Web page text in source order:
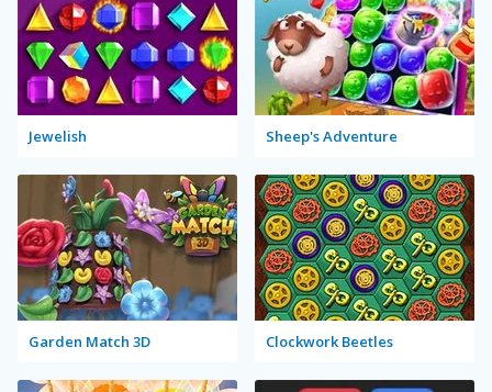
Jewelish Sheep's Adventure
Garden Match 3D Clockwork Beetles